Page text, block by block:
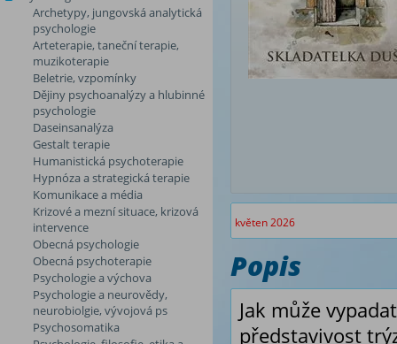
Archetypy, jungovská analytická
psychologie
Arteterapie, taneční terapie,
muzikoterapie
Beletrie, vzpomínky
Dějiny psychoanalýzy a hlubinné
psychologie
Daseinsanalýza
Gestalt terapie
Humanistická psychoterapie
Hypnóza a strategická terapie
Komunikace a média
Krizové a mezní situace, krizová
intervence
Obecná psychologie
Obecná psychoterapie
Psychologie a výchova
Psychologie a neurovědy,
neurobiolgie, vývojová ps
Psychosomatika
květen 2026
Popis
Jak může
představivost